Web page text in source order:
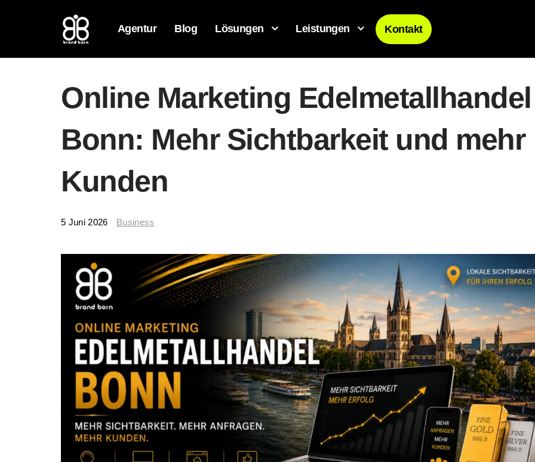
Agentur Blog Lösungen Leistungen Kontakt
Online Marketing Edelmetallhandel
Bonn: Mehr Sichtbarkeit und mehr
Kunden
5 Juni 2026 Business